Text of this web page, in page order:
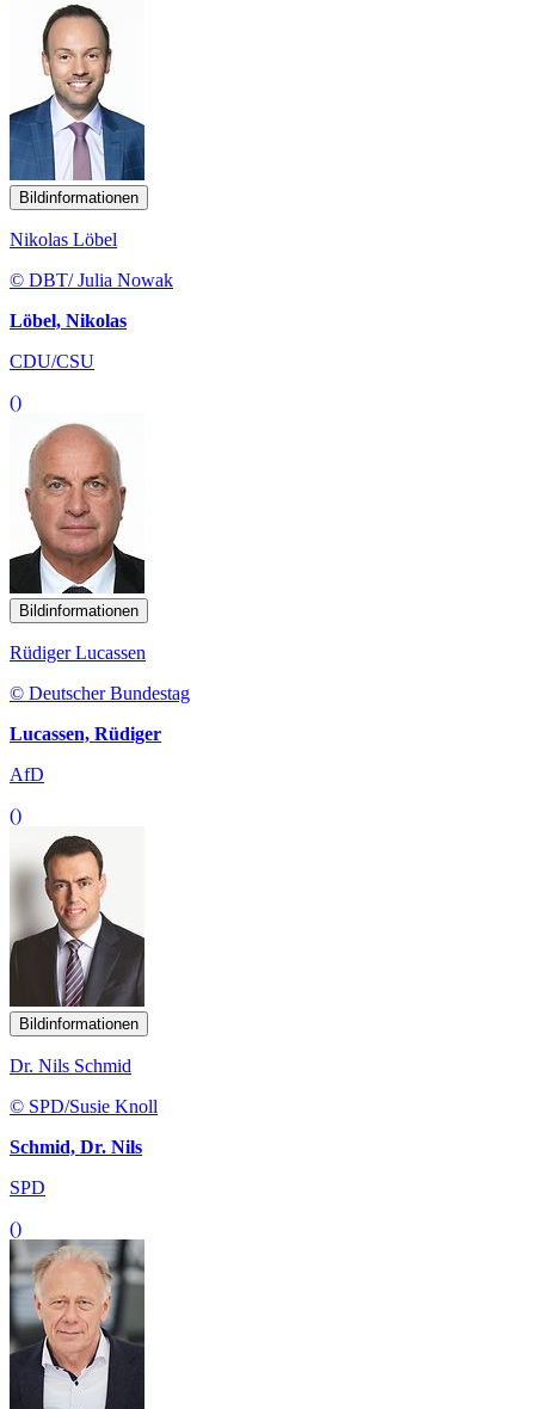
Bildinformationen
Nikolas Löbel
© DBT/ Julia Nowak
Löbel, Nikolas
CDU/CSU
()
Bildinformationen
Rüdiger Lucassen
© Deutscher Bundestag
Lucassen, Rüdiger
AfD
()
Bildinformationen
Dr. Nils Schmid
© SPD/Susie Knoll
Schmid, Dr. Nils
SPD
()